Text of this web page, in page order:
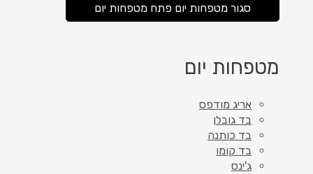
סגור מטפחות יום פתח מטפחות יום
מטפחות יום
אריג מודפס
בד גובלן
בד כותנה
בד קומו
ג'ינס